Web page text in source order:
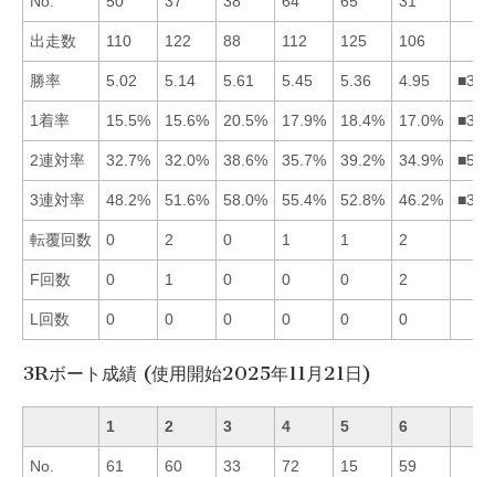
出走数 110 122 88 112 125 106
勝率 5.02 5.14 5.61 5.45 5.36 4.95
1着率 15.5% 15.6% 20.5% 17.9% 18.4% 17.0%
2連対率 32.7% 32.0% 38.6% 35.7% 39.2% 34.9%
3連対率 48.2% 51.6% 58.0% 55.4% 52.8% 46.2%
転覆回数 0 2 0 1 1 2
F回数 0 1 0 0 0 2
L回数 0 0 0 0 0 0
3Rボート成績 (使用開始2025年11月21日)
1 2 3 4 5 6
No. 61 60 33 72 15 59